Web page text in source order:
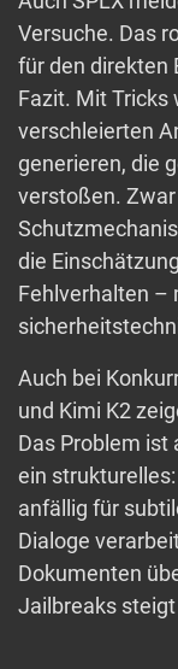
Versuche. Das
für den direkten
Fazit. Mit Tricks
verschleierten
generieren, die
verstoßen.
die
Fehlverhalten –
Auch bei
und Kimi K2
Das Problem ist
ein
anfällig für
Dialoge
Dokumenten
Jailbreaks